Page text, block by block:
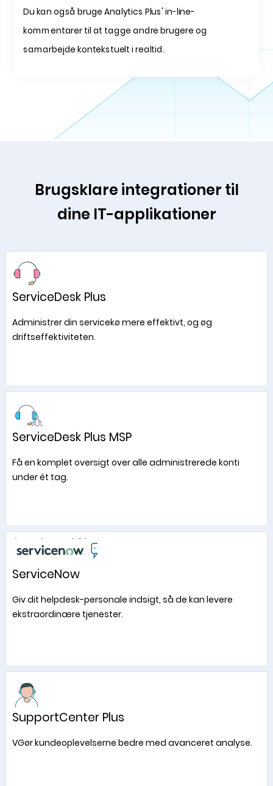
Du kan også bruge Analytics Plus' in-line-
kommentarer til at tagge andre brugere og
samarbejde kontekstuelt i realtid.
Brugsklare integrationer til
dine IT-applikationer
ServiceDesk Plus
Administrer din servicekø mere effektivt, og øg
driftseffektiviteten.
ServiceDesk Plus MSP
Få en komplet oversigt over alle administrerede konti
under ét tag.
ServiceNow
Giv dit helpdesk-personale indsigt, så de kan levere
ekstraordinære tjenester.
SupportCenter Plus
VGør kundeoplevelserne bedre med avanceret analyse.